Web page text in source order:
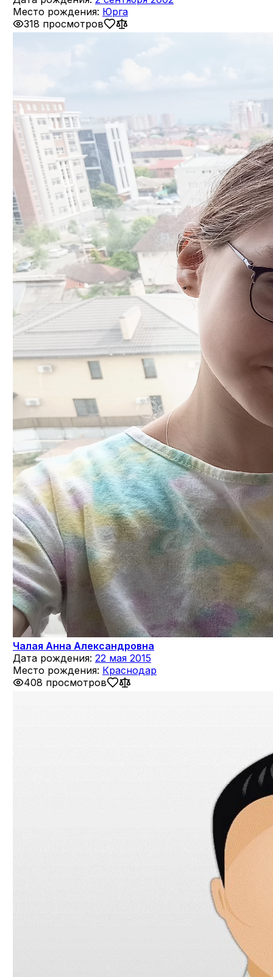
Место рождения: Юрга
318 просмотров
Чалая Анна Александровна
Дата рождения: 22 мая 2015
Место рождения: Краснодар
408 просмотров